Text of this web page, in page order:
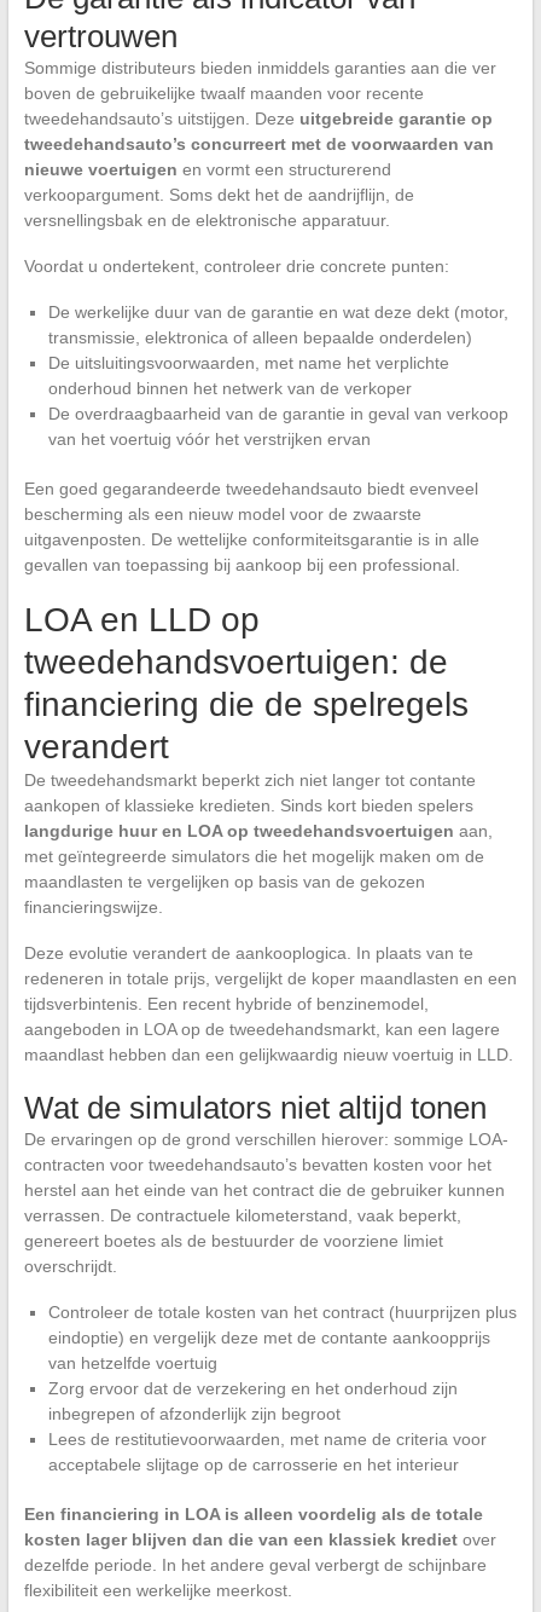
vertrouwen
Sommige distributeurs bieden inmiddels garanties aan die ver
boven de gebruikelijke twaalf maanden voor recente
tweedehandsauto’s uitstijgen. Deze uitgebreide garantie op
tweedehandsauto’s concurreert met de voorwaarden van
nieuwe voertuigen en vormt een structurerend
verkoopargument. Soms dekt het de aandrijflijn, de
versnellingsbak en de elektronische apparatuur.
Voordat u ondertekent, controleer drie concrete punten:
De werkelijke duur van de garantie en wat deze dekt (motor,
transmissie, elektronica of alleen bepaalde onderdelen)
De uitsluitingsvoorwaarden, met name het verplichte
onderhoud binnen het netwerk van de verkoper
De overdraagbaarheid van de garantie in geval van verkoop
van het voertuig vóór het verstrijken ervan
Een goed gegarandeerde tweedehandsauto biedt evenveel
bescherming als een nieuw model voor de zwaarste
uitgavenposten. De wettelijke conformiteitsgarantie is in alle
gevallen van toepassing bij aankoop bij een professional.
LOA en LLD op
tweedehandsvoertuigen: de
financiering die de spelregels
verandert
De tweedehandsmarkt beperkt zich niet langer tot contante
aankopen of klassieke kredieten. Sinds kort bieden spelers
langdurige huur en LOA op tweedehandsvoertuigen aan,
met geïntegreerde simulators die het mogelijk maken om de
maandlasten te vergelijken op basis van de gekozen
financieringswijze.
Deze evolutie verandert de aankooplogica. In plaats van te
redeneren in totale prijs, vergelijkt de koper maandlasten en een
tijdsverbintenis. Een recent hybride of benzinemodel,
aangeboden in LOA op de tweedehandsmarkt, kan een lagere
maandlast hebben dan een gelijkwaardig nieuw voertuig in LLD.
Wat de simulators niet altijd tonen
De ervaringen op de grond verschillen hierover: sommige LOA-
contracten voor tweedehandsauto’s bevatten kosten voor het
herstel aan het einde van het contract die de gebruiker kunnen
verrassen. De contractuele kilometerstand, vaak beperkt,
genereert boetes als de bestuurder de voorziene limiet
overschrijdt.
Controleer de totale kosten van het contract (huurprijzen plus
eindoptie) en vergelijk deze met de contante aankoopprijs
van hetzelfde voertuig
Zorg ervoor dat de verzekering en het onderhoud zijn
inbegrepen of afzonderlijk zijn begroot
Lees de restitutievoorwaarden, met name de criteria voor
acceptabele slijtage op de carrosserie en het interieur
Een financiering in LOA is alleen voordelig als de totale
kosten lager blijven dan die van een klassiek kredietover
dezelfde periode. In het andere geval verbergt de schijnbare
flexibiliteit een werkelijke meerkost.